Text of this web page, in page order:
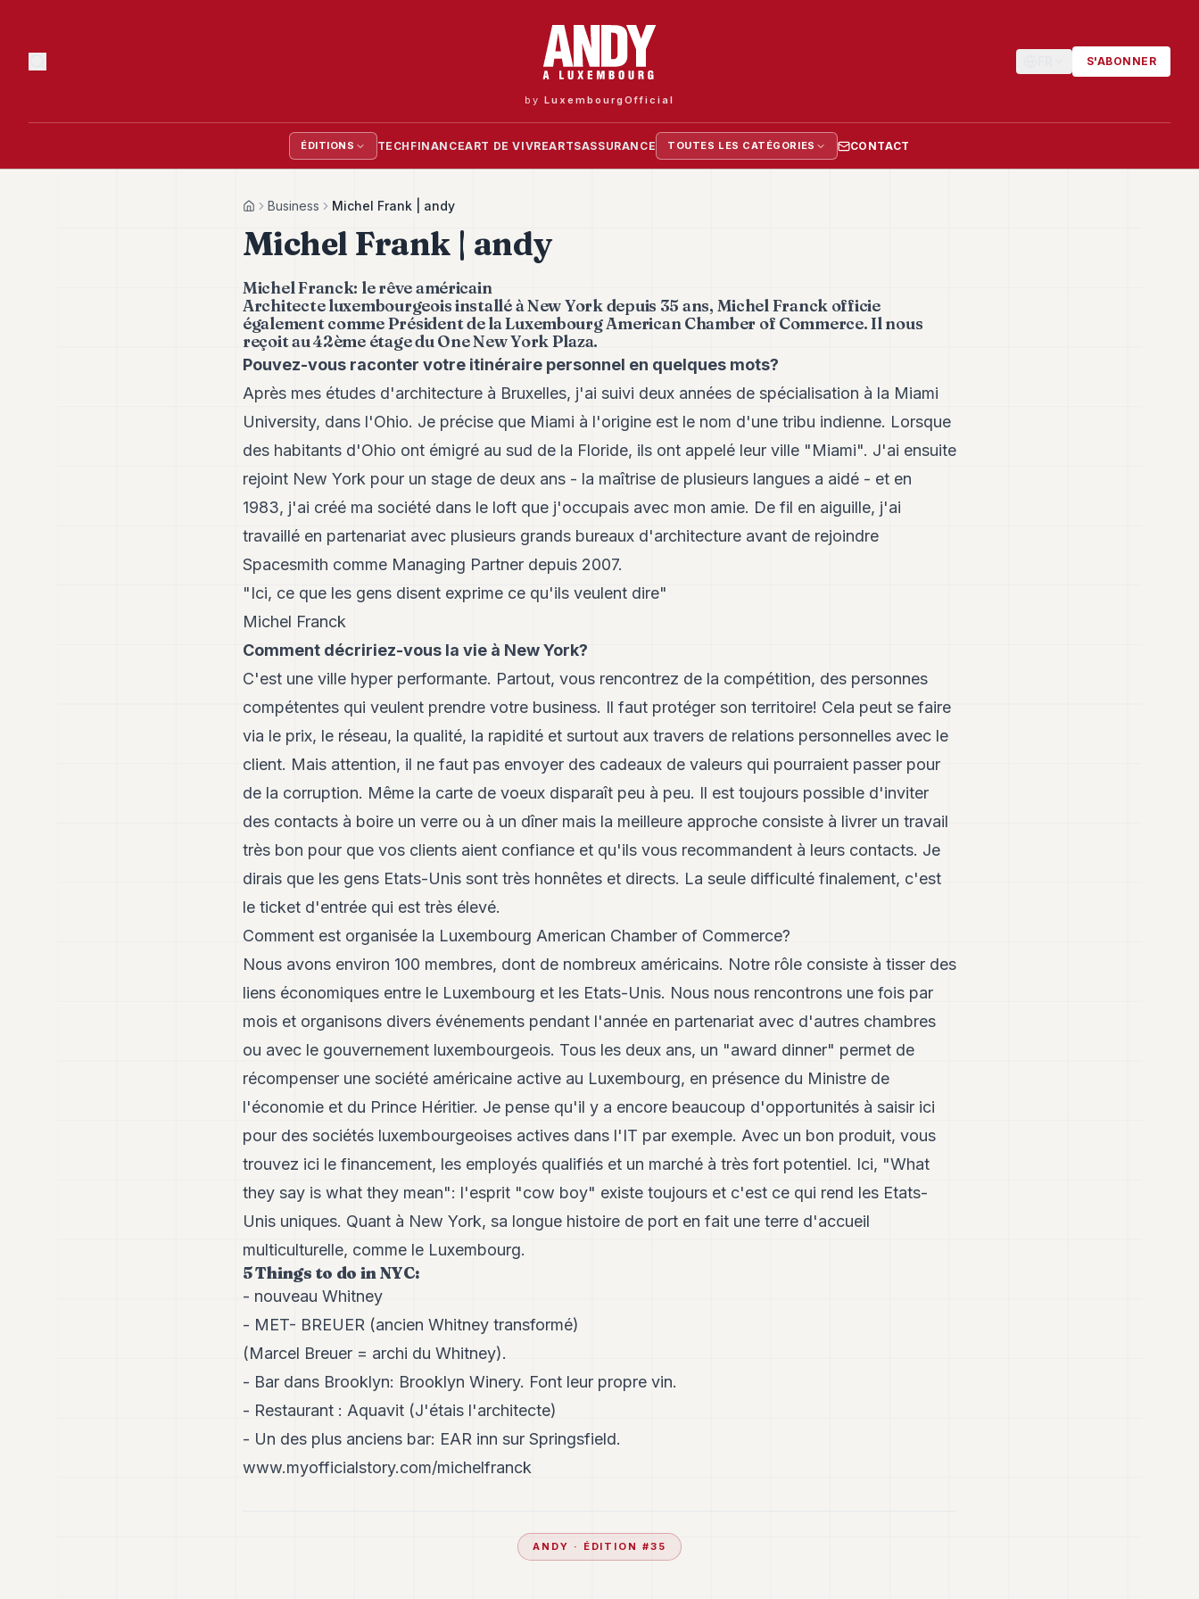
byLuxembourgOfficial
S'ABONNER
ÉDITIONS TECH FINANCEART DE VIVREARTSASSURANCE TOUTES LES CATÉGORIES CONTACT
HomeBusiness Michel Frank | andy
Michel Frank | andy
Michel Franck: le rêve américain
Architecte luxembourgeois installé à New York depuis 35 ans, Michel Franck officie
également comme Président de la Luxembourg American Chamber of Commerce. Il nous
reçoit au 42ème étage du One New York Plaza.
Pouvez-vous raconter votre itinéraire personnel en quelques mots?
Après mes études d'architecture à Bruxelles, j'ai suivi deux années de spécialisation à la Miami
University, dans l'Ohio. Je précise que Miami à l'origine est le nom d'une tribu indienne. Lorsque
des habitants d'Ohio ont émigré au sud de la Floride, ils ont appelé leur ville "Miami". J'ai ensuite
rejoint New York pour un stage de deux ans - la maîtrise de plusieurs langues a aidé - et en
1983, j'ai créé ma société dans le loft que j'occupais avec mon amie. De fil en aiguille, j'ai
travaillé en partenariat avec plusieurs grands bureaux d'architecture avant de rejoindre
Spacesmith comme Managing Partner depuis 2007.
"Ici, ce que les gens disent exprime ce qu'ils veulent dire"
Michel Franck
Comment décririez-vous la vie à New York?
C'est une ville hyper performante. Partout, vous rencontrez de la compétition, des personnes
compétentes qui veulent prendre votre business. Il faut protéger son territoire! Cela peut se faire
via le prix, le réseau, la qualité, la rapidité et surtout aux travers de relations personnelles avec le
client. Mais attention, il ne faut pas envoyer des cadeaux de valeurs qui pourraient passer pour
de la corruption. Même la carte de voeux disparaît peu à peu. Il est toujours possible d'inviter
des contacts à boire un verre ou à un dîner mais la meilleure approche consiste à livrer un travail
très bon pour que vos clients aient confiance et qu'ils vous recommandent à leurs contacts. Je
dirais que les gens Etats-Unis sont très honnêtes et directs. La seule difficulté finalement, c'est
le ticket d'entrée qui est très élevé.
Comment est organisée la Luxembourg American Chamber of Commerce?
Nous avons environ 100 membres, dont de nombreux américains. Notre rôle consiste à tisser des
liens économiques entre le Luxembourg et les Etats-Unis. Nous nous rencontrons une fois par
mois et organisons divers événements pendant l'année en partenariat avec d'autres chambres
ou avec le gouvernement luxembourgeois. Tous les deux ans, un "award dinner" permet de
récompenser une société américaine active au Luxembourg, en présence du Ministre de
l'économie et du Prince Héritier. Je pense qu'il y a encore beaucoup d'opportunités à saisir ici
pour des sociétés luxembourgeoises actives dans l'IT par exemple. Avec un bon produit, vous
trouvez ici le financement, les employés qualifiés et un marché à très fort potentiel. Ici, "What
they say is what they mean": l'esprit "cow boy" existe toujours et c'est ce qui rend les Etats-
Unis uniques. Quant à New York, sa longue histoire de port en fait une terre d'accueil
multiculturelle, comme le Luxembourg.
5Things to do in NYC:
- nouveau Whitney
- MET- BREUER (ancien Whitney transformé)
(Marcel Breuer = archi du Whitney).
- Bar dans Brooklyn: Brooklyn Winery. Font leur propre vin.
- Restaurant : Aquavit (J'étais l'architecte)
- Un des plus anciens bar: EAR inn sur Springsfield.
www.myofficialstory.com/michelfranck
ANDY · ÉDITION #35